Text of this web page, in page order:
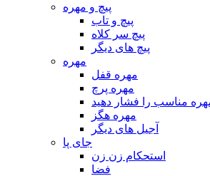
پیچ و مهره
پیچ و تاب
پیچ سر کلاه
پیچ های دیگر
مهره
مهره قفل
مهره پرچ
مناسب را فشار دهید
مهره هگز
آجیل های دیگر
جای پا
استحکام زن زن
فضا